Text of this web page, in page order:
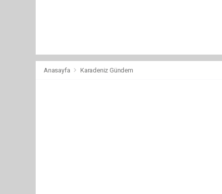
Anasayfa Karadeniz Gündem